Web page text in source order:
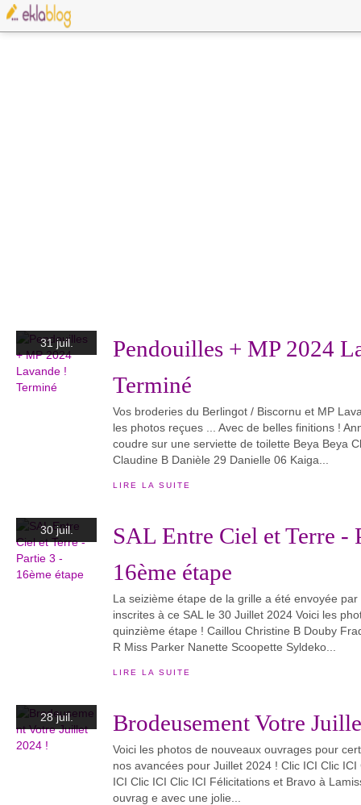
31 juil.
Pendouilles + MP 2024
Terminé
Vos broderies du Berlingot / Biscornu et MP
les photos reçues ... Avec de belles finitions !
coudre sur une serviette de toilette Beya Beya
Claudine B Danièle 29 Danielle 06 Kaiga...
LIRE LA SUITE
30 juil.
SAL Entre Ciel et Terre -
16ème étape
La seizième étape de la grille a été envoyée
inscrites à ce SAL le 30 Juillet 2024 Voici les
quinzième étape ! Caillou Christine B Douby
R Miss Parker Nanette Scoopette Syldeko...
LIRE LA SUITE
28 juil. Brodeusement Votre
Voici les photos de nouveaux ouvrages pour
nos avancées pour Juillet 2024 ! Clic ICI Clic
ICI Clic ICI Clic ICI Félicitations et Bravo à
ouvrag e avec une jolie...